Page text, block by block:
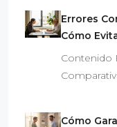
Errores
Cómo
Contenido
Cómo